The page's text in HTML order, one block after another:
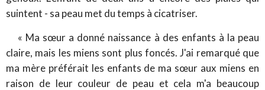
suintent - sa peau met du temps à cicatriser.
« Ma sœur a donné naissance à des enfants à la peau
claire, mais les miens sont plus foncés. J'ai remarqué que
ma mère préférait les enfants de ma sœur aux miens en
raison de leur couleur de peau et cela m'a beaucoup